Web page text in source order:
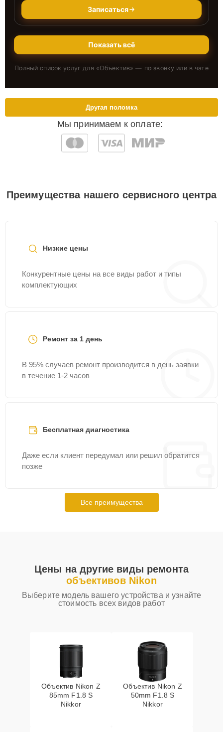
Записаться
Показать всё
Полный список услуг для «Объектив» — по звонку или в чате
Мы принимаем к оплате:
Другая поломка
Преимущества нашего сервисного центра
Низкие цены
Конкурентные цены на все виды работ и типы
комплектующих
Ремонт за 1 день
В 95% случаев ремонт производится в день заявки
в течение 1-2 часов
Бесплатная диагностика
Даже если клиент передумал или решил обратится
позже
Все преимущества
Цены на другие виды ремонта
объективов Nikon
Выберите модель вашего устройства и узнайте
стоимость всех видов работ
Объектив Nikon Z
85mm F1.8 S
Nikkor
Объектив Nikon Z
50mm F1.8 S
Nikkor